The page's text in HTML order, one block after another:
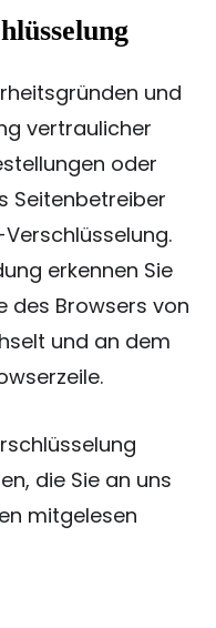
und
vertraulicher
oder
Seitenbetreiber
Verschlüsselung.
erkennen Sie
des Browsers von
und an dem
die Sie an uns
mitgelesen